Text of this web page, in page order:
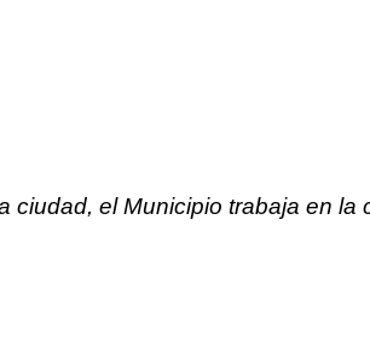
el Municipio trabaja en